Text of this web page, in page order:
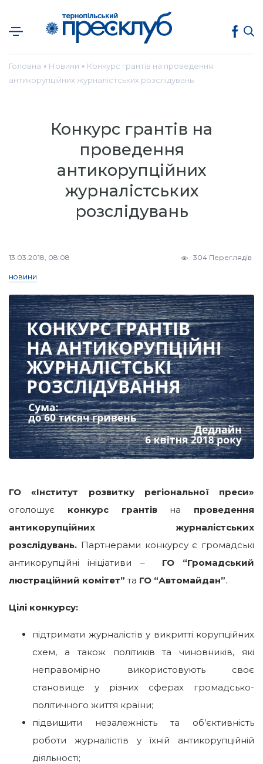
Головна ● Новини ● Конкурс грантів на проведення
антикорупційних журналістських розслідувань
Конкурс грантів на
проведення
антикорупційних
журналістських
розслідувань
13.03.2018, 08:08 304 Переглядів
НОВИНИ
ГО «Інститут розвитку регіональної преси»
оголошує конкурс грантівна проведення
антикорупційних журналістських
розслідувань. Партнерами конкурсу є громадські
антикорупційні ініціативи – ГО “Громадський
люстраційний комітет” та ГО “Автомайдан”.
Цілі конкурсу:
підтримати журналістів у викритті корупційних
схем, а також політиків та чиновників, які
неправомірно використовують своє
становище у різних сферах громадсько-
політичного життя країни;
підвищити незалежність та об’єктивність
роботи журналістів у їхній антикорупційній
діяльності;